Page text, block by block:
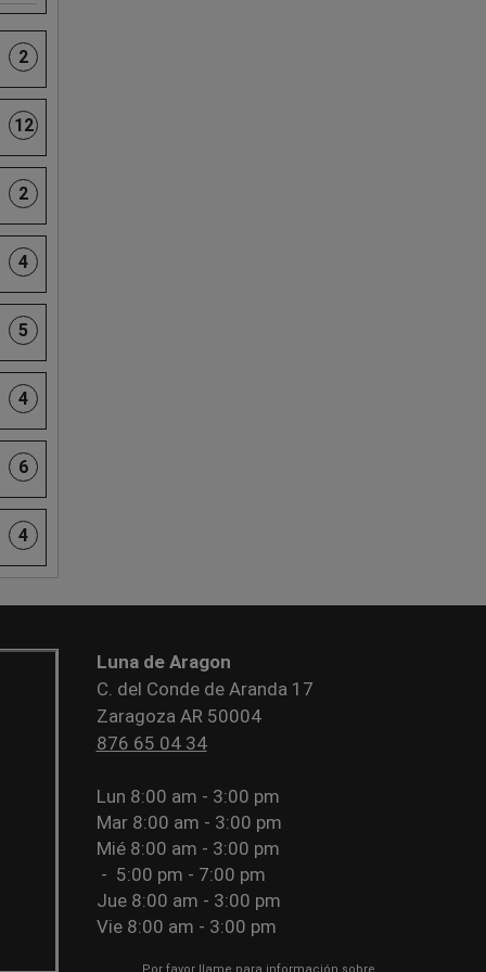
2
12
2
4
5
4
6
4
Luna de Aragon
C. del Conde de Aranda 17
Zaragoza AR 50004
876 65 04 34
Lun 8:00 am - 3:00 pm
Mar 8:00 am - 3:00 pm
Mié 8:00 am - 3:00 pm
- 5:00 pm - 7:00 pm
Jue 8:00 am - 3:00 pm
Vie 8:00 am - 3:00 pm
Por favor llame para información sobre